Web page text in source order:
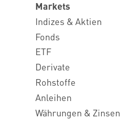
Markets
Indizes & Aktien
Fonds
ETF
Derivate
Rohstoffe
Anleihen
Währungen & Zinsen